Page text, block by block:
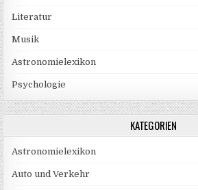
Literatur
Musik
Astronomielexikon
Psychologie
KATEGORIEN
Astronomielexikon
Auto und Verkehr